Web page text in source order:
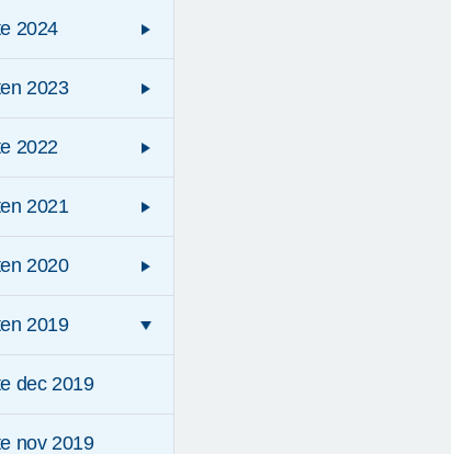
2024
2023
2022
2021
2020
2019
dec 2019
nov 2019